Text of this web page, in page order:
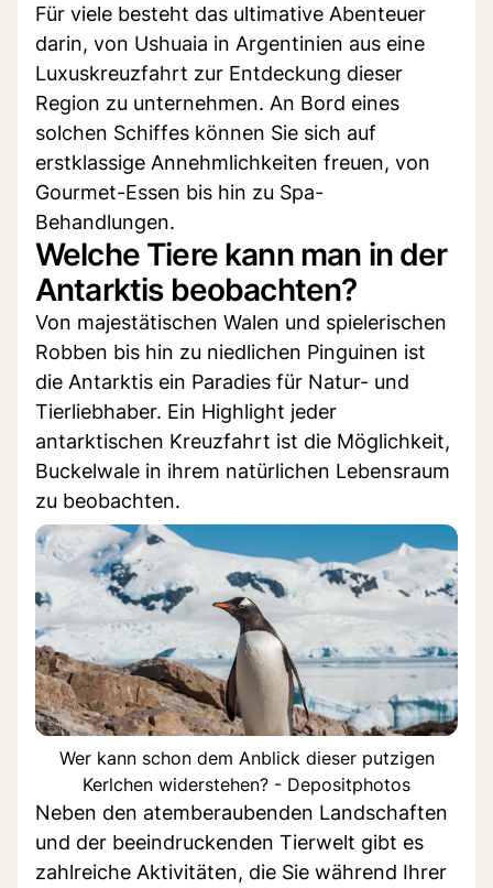
Für viele besteht das ultimative Abenteuer
darin, von Ushuaia in Argentinien aus eine
Luxuskreuzfahrt zur Entdeckung dieser
Region zu unternehmen. An Bord eines
solchen Schiffes können Sie sich auf
erstklassige Annehmlichkeiten freuen, von
Gourmet-Essen bis hin zu Spa-
Behandlungen.
Welche Tiere kann man in der
Antarktis beobachten?
Von majestätischen Walen und spielerischen
Robben bis hin zu niedlichen Pinguinen ist
die Antarktis ein Paradies für Natur- und
Tierliebhaber. Ein Highlight jeder
antarktischen Kreuzfahrt ist die Möglichkeit,
Buckelwale in ihrem natürlichen Lebensraum
zu beobachten.
Wer kann schon dem Anblick dieser putzigen
Kerlchen widerstehen? - Depositphotos
Neben den atemberaubenden Landschaften
und der beeindruckenden Tierwelt gibt es
zahlreiche Aktivitäten, die Sie während Ihrer